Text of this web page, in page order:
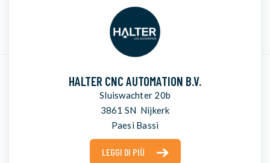
HALTER CNC AUTOMATION B.V.
Sluiswachter 20b
3861 SN Nijkerk
Paesi Bassi
LEGGI DI PIÙ